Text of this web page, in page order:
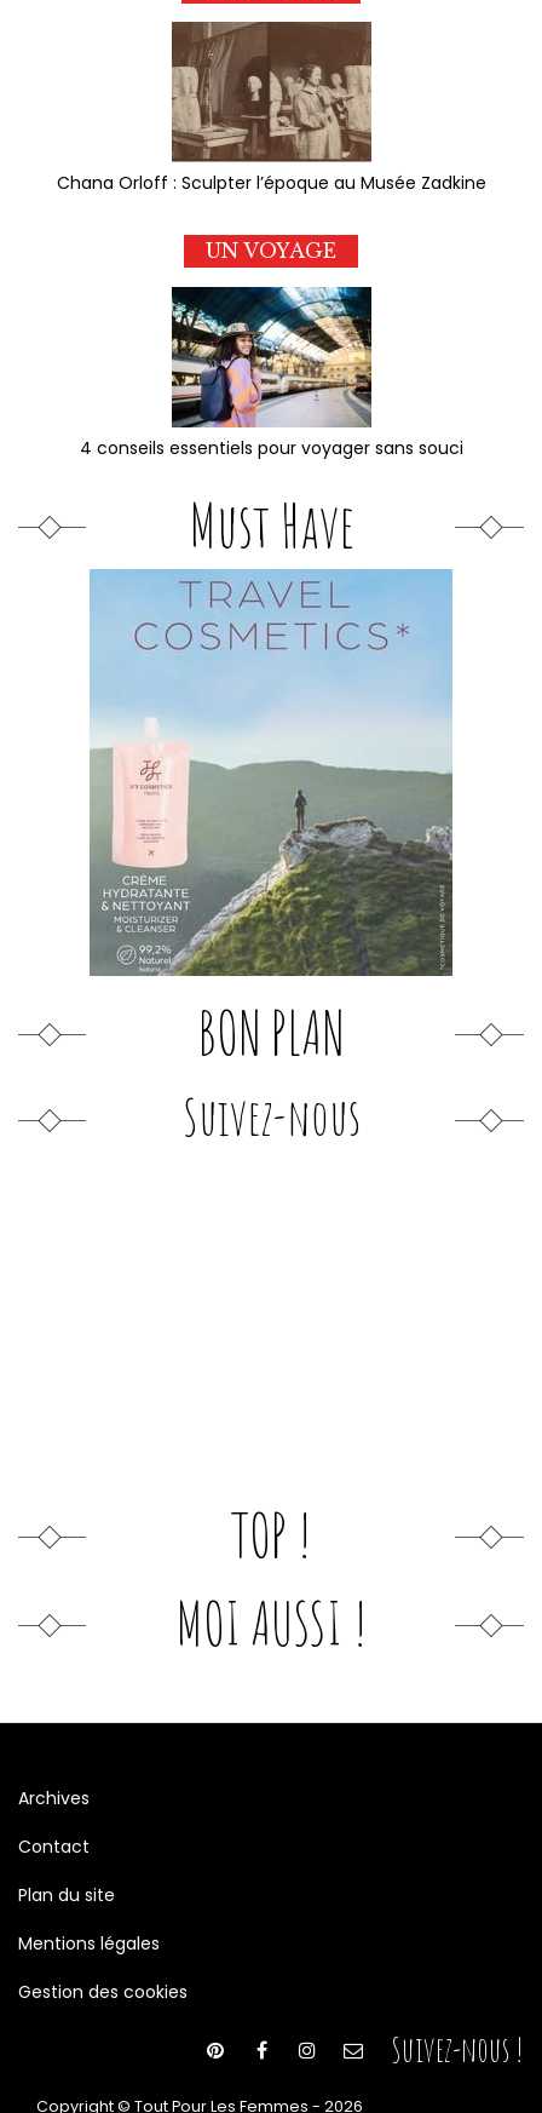
Chana Orloff : Sculpter l’époque au Musée Zadkine
UN VOYAGE
4 conseils essentiels pour voyager sans souci
Must Have
BON PLAN
Suivez-nous
TOP !
MOI AUSSI !
Archives
Contact
Plan du site
Mentions légales
Gestion des cookies
Suivez-nous !
Copyright © Tout Pour Les Femmes - 2026